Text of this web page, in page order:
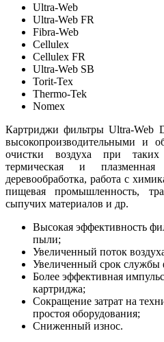
Ultra-Web
Ultra-Web FR
Fibra-Web
Cellulex
Cellulex FR
Ultra-Web SB
Torit-Tex
Thermo-Tek
Nomex
Картриджи фильтры Ultra-Web
высокопроизводительными и
очистки воздуха при таких
термическая и плазменная
деревообработка, работа с
пищевая промышленность,
сыпучих материалов и др.
Высокая эффективность
пыли;
Увеличенный поток
Увеличенный срок службы
Более эффективная
картриджа;
Сокращение затрат на
простоя оборудования;
Сниженный износ.